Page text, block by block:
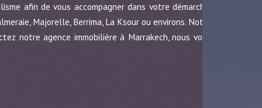
afin de vous accompagner dans votre démarche.
Majorelle, Berrima, La Ksour ou environs. Notre
notre agence immobilière à Marrakech, nous vous